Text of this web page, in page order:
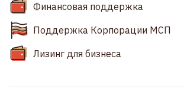
Финансовая поддержка
Поддержка Корпорации МСП
Лизинг для бизнеса